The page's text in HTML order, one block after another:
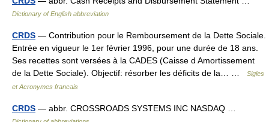
Dictionary of English abbreviation
CRDS — Contribution pour le Remboursement de la Dette Sociale.
Entrée en vigueur le 1er février 1996, pour une durée de 18 ans.
Ses recettes sont versées à la CADES (Caisse d Amortissement
de la Dette Sociale). Objectif: résorber les déficits de la… …
Sigles
et Acronymes francais
CRDS — abbr. CROSSROADS SYSTEMS INC NASDAQ …